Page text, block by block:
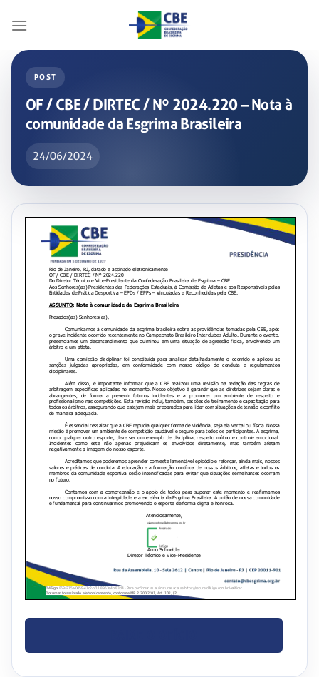
POST
OF / CBE / DIRTEC / Nº 2024.220 – Nota à
comunidade da Esgrima Brasileira
24/06/2024